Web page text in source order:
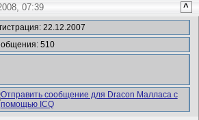
07:39 ^
22.12.2007
510